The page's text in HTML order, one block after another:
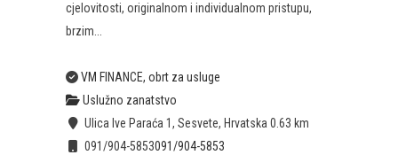
cjelovitosti, originalnom i individualnom pristupu,
brzim...
VM FINANCE, obrt za usluge
Uslužno zanatstvo
Ulica Ive Paraća 1, Sesvete, Hrvatska 0.63 km
091/904-5853091/904-5853